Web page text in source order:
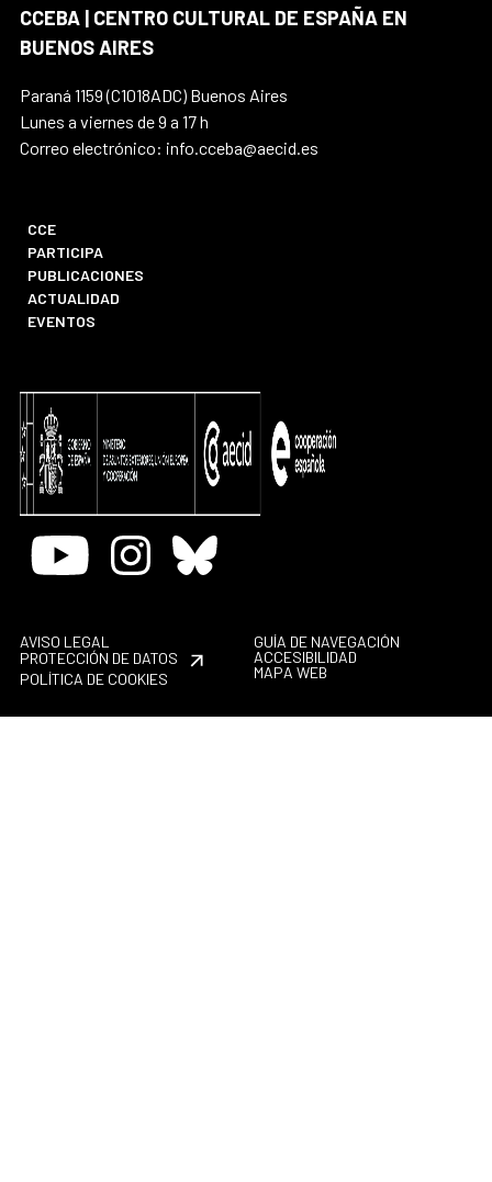
CCEBA | CENTRO CULTURAL DE ESPAÑA EN
BUENOS AIRES
Paraná 1159 (C1018ADC) Buenos Aires
Lunes a viernes de 9 a 17 h
Correo electrónico: info.cceba@aecid.es
CCE
PARTICIPA
PUBLICACIONES
ACTUALIDAD
EVENTOS
Youtube InstagramBluesky
AVISO LEGAL
PROTECCIÓN DE DATOS
POLÍTICA DE COOKIES
GUÍA DE NAVEGACIÓN
ACCESIBILIDAD
MAPA WEB